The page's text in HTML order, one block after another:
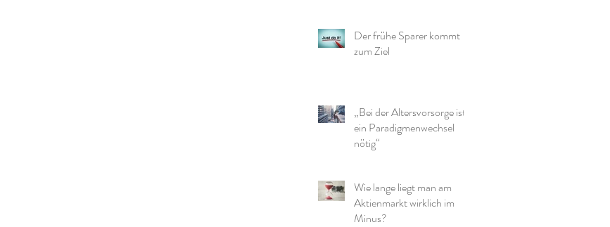
Der frühe Sparer kommt
zum Ziel
„Bei der Altersvorsorge ist
ein Paradigmenwechsel
nötig“
Wie lange liegt man am
Aktienmarkt wirklich im
Minus?